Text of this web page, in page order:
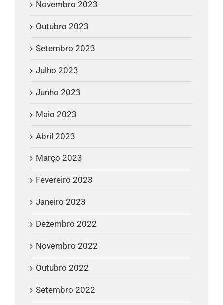
Novembro 2023
Outubro 2023
Setembro 2023
Julho 2023
Junho 2023
Maio 2023
Abril 2023
Março 2023
Fevereiro 2023
Janeiro 2023
Dezembro 2022
Novembro 2022
Outubro 2022
Setembro 2022